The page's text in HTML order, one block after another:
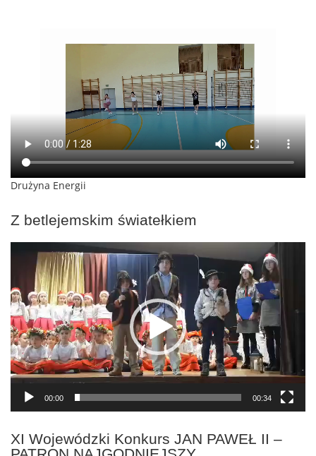
Drużyna Energii
Z betlejemskim światełkiem
Odtwarzacz
00:00 00:34
XI Wojewódzki Konkurs JAN PAWEŁ II –